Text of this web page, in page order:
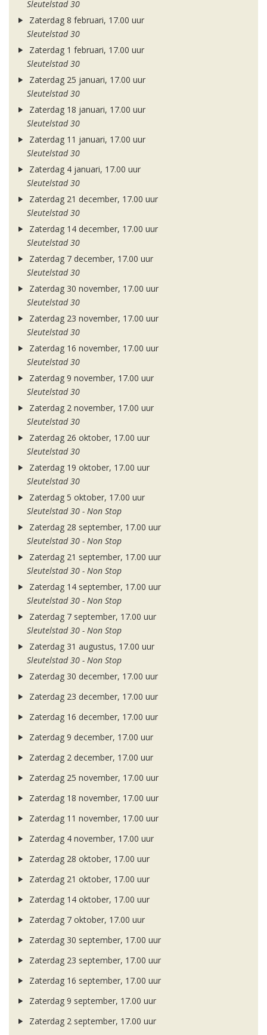
Sleutelstad 30
Zaterdag 8 februari, 17.00 uur
Sleutelstad 30
Zaterdag 1 februari, 17.00 uur
Sleutelstad 30
Zaterdag 25 januari, 17.00 uur
Sleutelstad 30
Zaterdag 18 januari, 17.00 uur
Sleutelstad 30
Zaterdag 11 januari, 17.00 uur
Sleutelstad 30
Zaterdag 4 januari, 17.00 uur
Sleutelstad 30
Zaterdag 21 december, 17.00 uur
Sleutelstad 30
Zaterdag 14 december, 17.00 uur
Sleutelstad 30
Zaterdag 7 december, 17.00 uur
Sleutelstad 30
Zaterdag 30 november, 17.00 uur
Sleutelstad 30
Zaterdag 23 november, 17.00 uur
Sleutelstad 30
Zaterdag 16 november, 17.00 uur
Sleutelstad 30
Zaterdag 9 november, 17.00 uur
Sleutelstad 30
Zaterdag 2 november, 17.00 uur
Sleutelstad 30
Zaterdag 26 oktober, 17.00 uur
Sleutelstad 30
Zaterdag 19 oktober, 17.00 uur
Sleutelstad 30
Zaterdag 5 oktober, 17.00 uur
Sleutelstad 30 - Non Stop
Zaterdag 28 september, 17.00 uur
Sleutelstad 30 - Non Stop
Zaterdag 21 september, 17.00 uur
Sleutelstad 30 - Non Stop
Zaterdag 14 september, 17.00 uur
Sleutelstad 30 - Non Stop
Zaterdag 7 september, 17.00 uur
Sleutelstad 30 - Non Stop
Zaterdag 31 augustus, 17.00 uur
Sleutelstad 30 - Non Stop
Zaterdag 30 december, 17.00 uur
Zaterdag 23 december, 17.00 uur
Zaterdag 16 december, 17.00 uur
Zaterdag 9 december, 17.00 uur
Zaterdag 2 december, 17.00 uur
Zaterdag 25 november, 17.00 uur
Zaterdag 18 november, 17.00 uur
Zaterdag 11 november, 17.00 uur
Zaterdag 4 november, 17.00 uur
Zaterdag 28 oktober, 17.00 uur
Zaterdag 21 oktober, 17.00 uur
Zaterdag 14 oktober, 17.00 uur
Zaterdag 7 oktober, 17.00 uur
Zaterdag 30 september, 17.00 uur
Zaterdag 23 september, 17.00 uur
Zaterdag 16 september, 17.00 uur
Zaterdag 9 september, 17.00 uur
Zaterdag 2 september, 17.00 uur